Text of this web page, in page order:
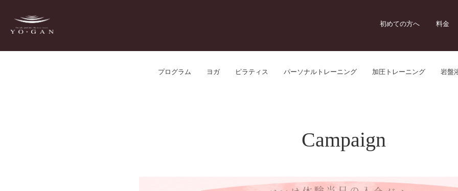
初めての方へ 料金
プログラム ヨガ ピラティス パーソナルトレーニング 加圧トレーニング 岩盤
Campaign